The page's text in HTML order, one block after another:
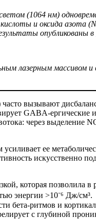
(1064 нм)
и оксида азота (
опубликованы в
лазерным массивом
вызывают
GABA-
через выделение
ее
искусственно
которая позволила
энергии >10⁻⁶ Дж/
ритмов и
с глубиной